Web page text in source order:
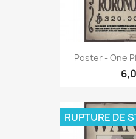
Poster - One
RUPTURE DE